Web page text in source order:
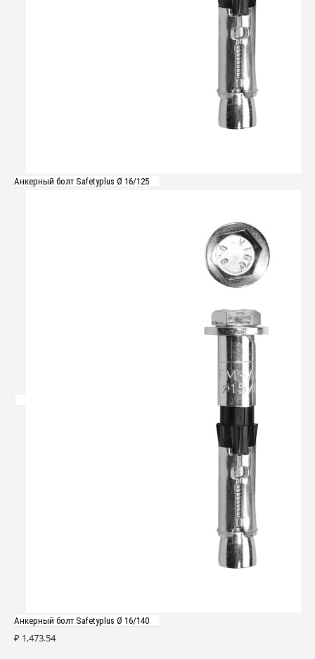
Анкерный болт Safetyplus Ø 16/125
Анкерный болт Safetyplus Ø 16/140
₽ 1,473.54